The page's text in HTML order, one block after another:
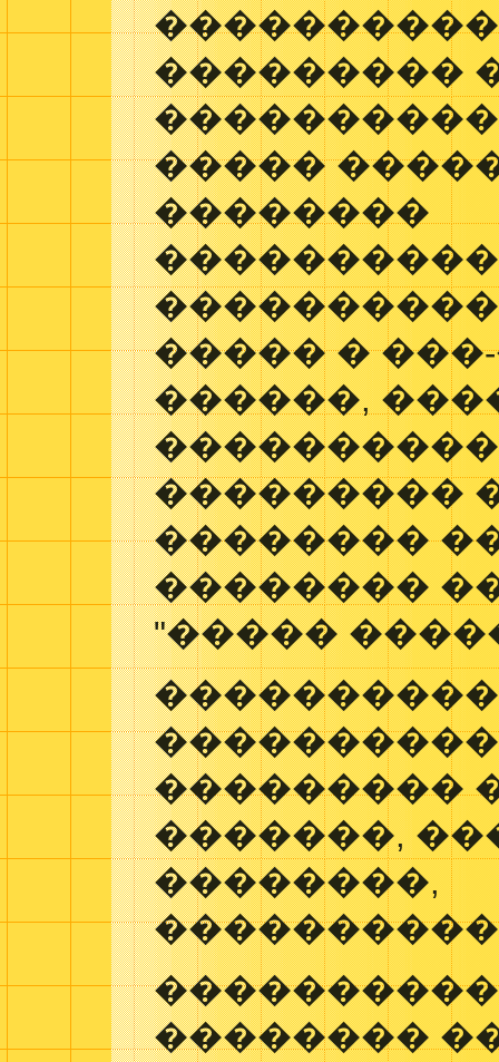
���������
�����
��������
����� �
������,
���������
��������
��������
"�����
����������
���������
�������,
��������,
��������